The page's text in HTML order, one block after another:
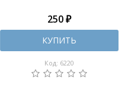
250 ₽
КУПИТЬ
Код: 6220